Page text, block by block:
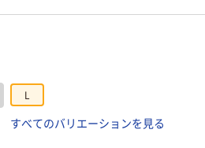
L
すべてのバリエーションを見る